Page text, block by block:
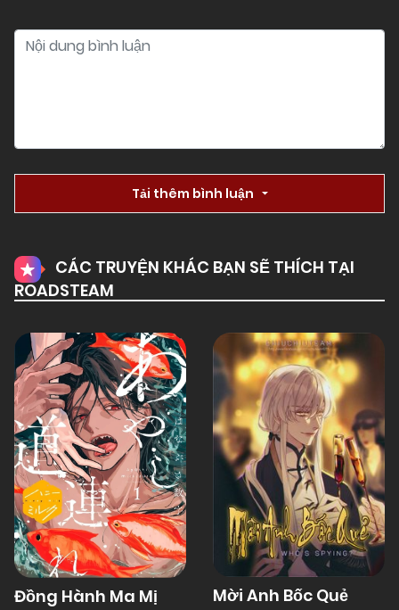
Tải thêm bình luận
CÁC TRUYỆN KHÁC BẠN SẼ THÍCH TẠI
ROADSTEAM
Đồng Hành Ma Mị Mời Anh Bốc Quẻ